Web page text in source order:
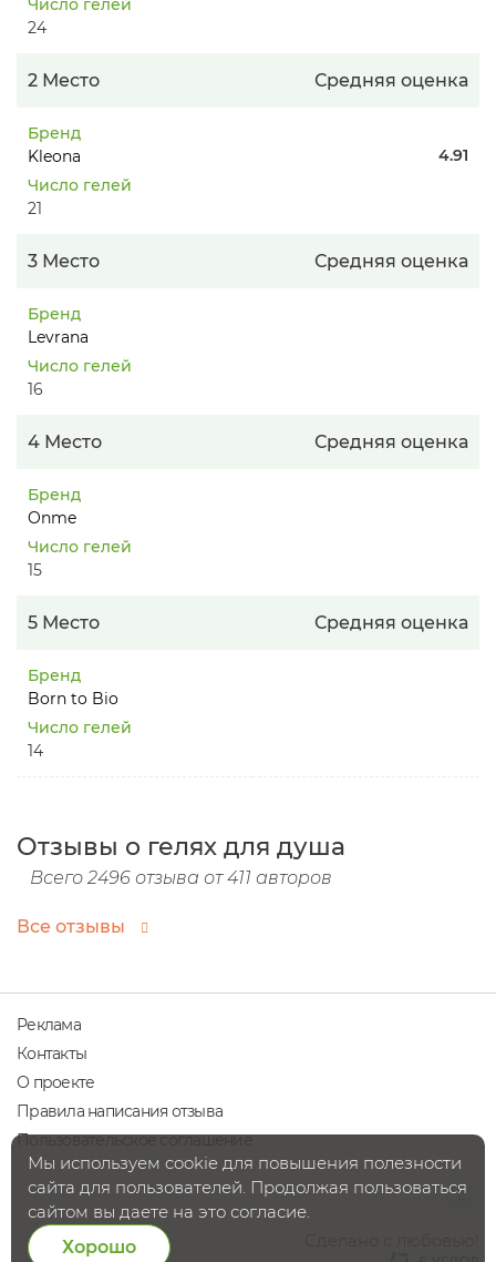
24
2 Место Средняя оценка
Бренд
Kleona
Число гелей
21
4.91
3 Место Средняя оценка
Бренд
Levrana
Число гелей
16
4 Место Средняя оценка
Бренд
Onme
Число гелей
15
5 Место Средняя оценка
Бренд
Born to Bio
Число гелей
14
Отзывы о гелях для душа
Всего 2496 отзыва от 411 авторов
Все отзывы
Реклама
Контакты
О проекте
Правила написания отзыва
Пользовательское соглашение
Мы используем cookie для повышения полезности
сайта для пользователей. Продолжая пользоваться
сайтом вы даете на это согласие.
Хорошо